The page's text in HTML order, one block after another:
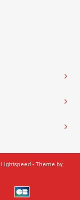
Lightspeed - Theme by